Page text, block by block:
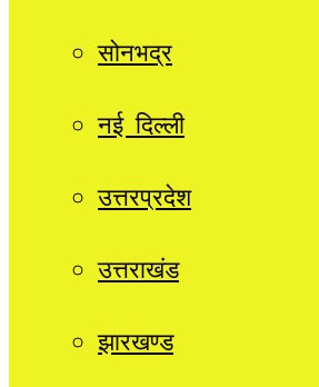
सोनभद्र
नई दिल्ली
उत्तरप्रदेश
उत्तराखंड
झारखण्ड